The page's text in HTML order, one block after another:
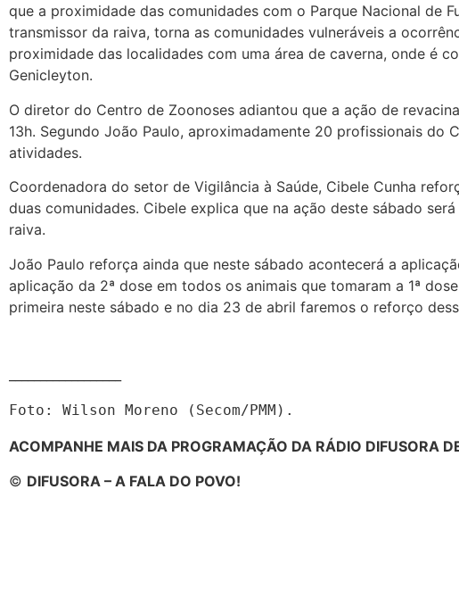
que a proximidade das comunidades com o Parque Nacional de
transmissor da raiva, torna as comunidades vulneráveis a
proximidade das localidades com uma área de caverna, onde é
Genicleyton.
O diretor do Centro de Zoonoses adiantou que a ação de
13h. Segundo João Paulo, aproximadamente 20 profissionais
atividades.
Coordenadora do setor de Vigilância à Saúde, Cibele Cunha
duas comunidades. Cibele explica que na ação deste sábado
raiva.
João Paulo reforça ainda que neste sábado acontecerá a
aplicação da 2ª dose em todos os animais que tomaram a 1ª
primeira neste sábado e no dia 23 de abril faremos o reforço
Foto: Wilson Moreno (Secom/PMM).
ACOMPANHE MAIS DA PROGRAMAÇÃO DA RÁDIO DIFUSORA
© DIFUSORA – A FALA DO POVO!